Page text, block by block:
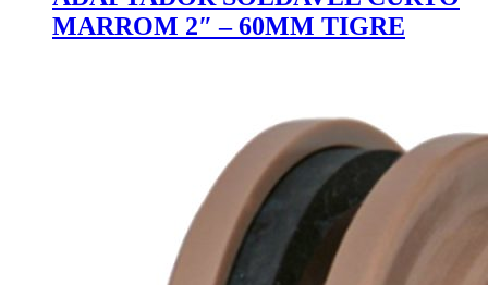
MARROM 2″ – 60MM TIGRE